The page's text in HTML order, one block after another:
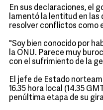
En sus declaraciones, el
lamentó la lentitud en las
resolver conflictos como
"Soy bien conocido por
la ONU. Parece muy
con el sufrimiento de la
El jefe de Estado
16.35 hora local (14.35
penúltima etapa de su